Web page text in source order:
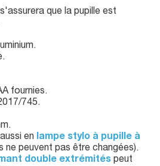
que la pupille est
fournies.
745.
en lampe stylo à pupille à
ne peuvent pas être changées).
double extrémités peut